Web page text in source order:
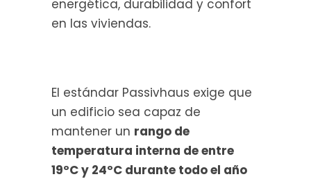
energética, durabilidad y confort
en las viviendas.
El estándar Passivhaus exige que
un edificio sea capaz de
mantener un rango de
temperatura interna de entre
19ºC y 24ºC durante todo el año